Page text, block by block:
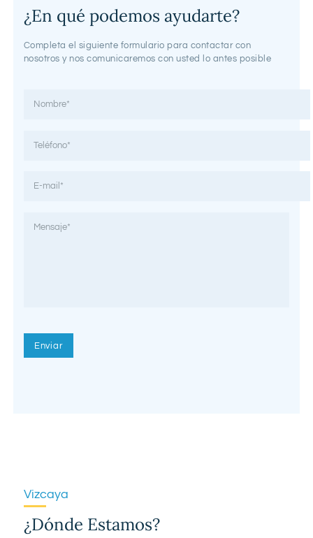
¿En qué podemos ayudarte?
Completa el siguiente formulario para contactar con
nosotros y nos comunicaremos con usted lo antes posible
Vizcaya
¿Dónde Estamos?